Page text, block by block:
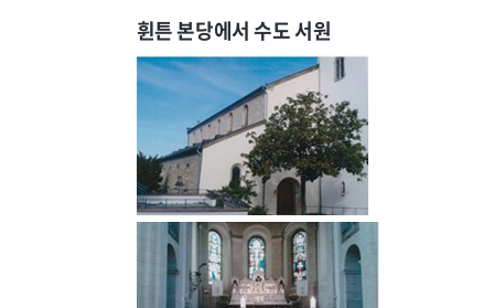
휜튼 본당에서 수도 서원